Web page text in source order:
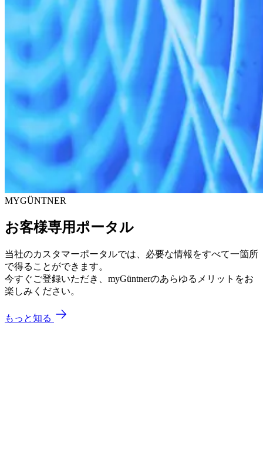
MYGÜNTNER
お客様専用ポータル
当社のカスタマーポータルでは、必要な情報をすべて一箇所
で得ることができます。
今すぐご登録いただき、myGüntnerのあらゆるメリットをお
楽しみください。
もっと知る